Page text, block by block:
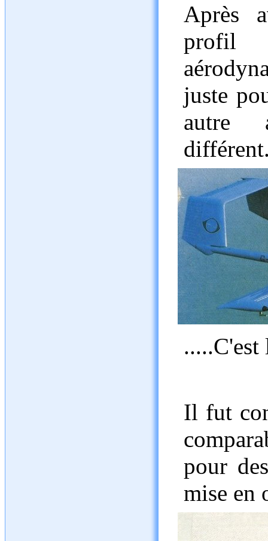
Après
juste
autre
Il fut
pour
mise en